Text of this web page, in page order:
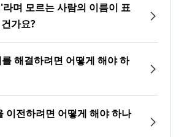
며 모르는 사람의 이름이 표
가요?
해결하려면 어떻게 해야 하
이전하려면 어떻게 해야 하나